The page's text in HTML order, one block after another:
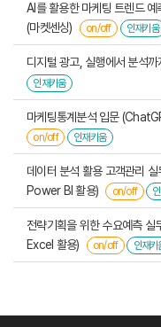
AI를 활용한 마케팅 트렌드 예
(마켓센싱)
on/off 인재키움
디지털 광고, 실행에서 분석까
인재키움
마케팅통계분석 입문
on/off 인재키움
데이터 분석 활용 고객관리
Power BI 활용)
on/off
전략기획을 위한 수요예측 실
Excel 활용)
on/off 인재키